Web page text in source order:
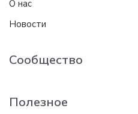
О нас
Новости
Сообщество
Полезное